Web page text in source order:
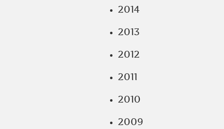
2014
2013
2012
2011
2010
2009